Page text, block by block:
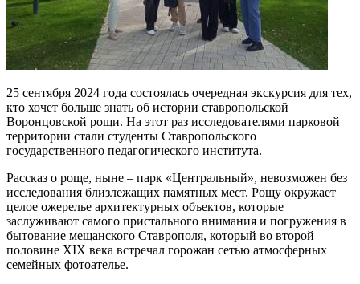
25 сентября 2024 года состоялась очередная экскурсия для тех,
кто хочет больше знать об истории ставропольской
Воронцовской рощи. На этот раз исследователями парковой
территории стали студенты Ставропольского
государственного педагогического института.
Рассказ о роще, ныне – парк «Центральный», невозможен без
исследования близлежащих памятных мест. Рощу окружает
целое ожерелье архитектурных объектов, которые
заслуживают самого пристального внимания и погружения в
бытование мещанского Ставрополя, который во второй
половине XIX века встречал горожан сетью атмосферных
семейных фотоателье.